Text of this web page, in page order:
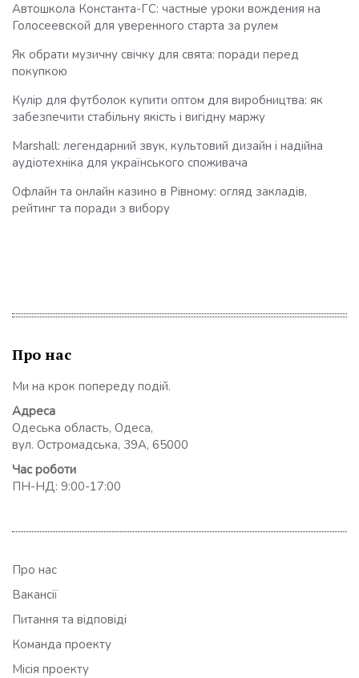
Автошкола Константа-ГС: частные уроки вождения на
Голосеевской для уверенного старта за рулем
Як обрати музичну свічку для свята: поради перед
покупкою
Кулір для футболок купити оптом для виробництва: як
забезпечити стабільну якість і вигідну маржу
Marshall: легендарний звук, культовий дизайн і надійна
аудіотехніка для українського споживача
Офлайн та онлайн казино в Рівному: огляд закладів,
рейтинг та поради з вибору
Про нас
Ми на крок попереду подій.
Адреса
Одеська область, Одеса,
вул. Остромадська, 39А, 65000
Час роботи
ПН-НД: 9:00-17:00
Про нас
Вакансії
Питання та відповіді
Команда проекту
Місія проекту